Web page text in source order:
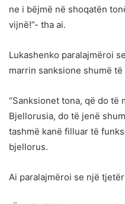
ne i bëjmë në shoqatën
vijnë!”- tha ai.
Lukashenko paralajmëroi
marrin sanksione shumë
“Sanksionet tona, që do të
Bjellorusia, do të jenë
tashmë kanë filluar të
bjellorus.
Ai paralajmëroi se një